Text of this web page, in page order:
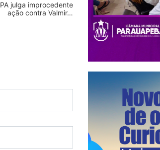
julga improcedente
ação contra Valmir…